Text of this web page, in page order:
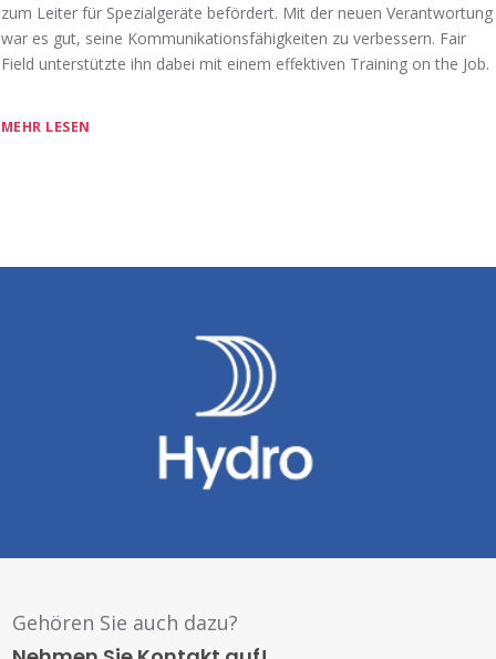
zum Leiter für Spezialgeräte befördert. Mit der neuen Verantwortung
war es gut, seine Kommunikationsfähigkeiten zu verbessern. Fair
Field unterstützte ihn dabei mit einem effektiven Training on the Job.
MEHR LESEN
Gehören Sie auch dazu?